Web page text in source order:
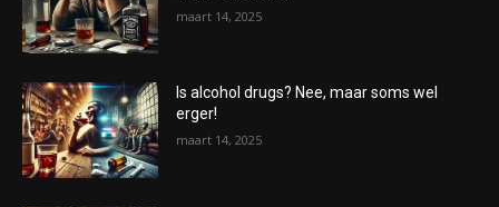
maart 14, 2025
Is alcohol drugs? Nee, maar soms wel
erger!
maart 14, 2025